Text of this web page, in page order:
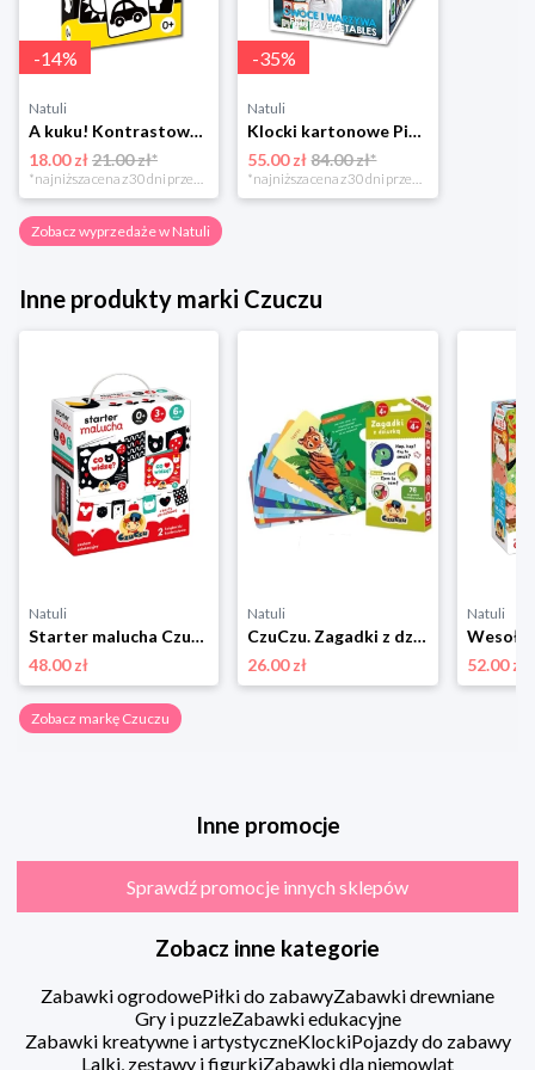
-14%
Natuli
A kuku! Kontrastowe obrazki. Karty kontrastowe + poradnik 0+ Edgard
18.00 zł21.00 zł*
*najniższa cena z 30 dni przed obniżką
-35%
Natuli
Klocki kartonowe Piramida Zabaw. Owoce i Warzywa Piramida zabaw
55.00 zł 84.00 zł*
*najniższa cena z 30 dni przed obniżką
Zobacz wyprzedaże w Natuli
Inne produkty marki Czuczu
Natuli
Starter malucha Czuczu
48.00 zł
Natuli
CzuCzu. Zagadki z dziurką dla dzieci 4+ Czuczu
26.00 zł
Natuli
52.00 zł
Zobacz markę Czuczu
Inne promocje
Sprawdź promocje innych sklepów
Zobacz inne kategorie
Zabawki ogrodowePiłki do zabawyZabawki drewniane
Gry i puzzleZabawki edukacyjne
Zabawki kreatywne i artystyczneKlockiPojazdy do zabawy
Lalki, zestawy i figurkiZabawki dla niemowląt